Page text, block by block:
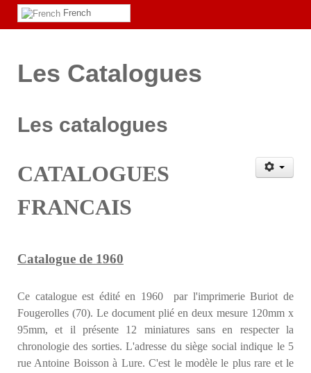
French
Les Catalogues
Les catalogues
CATALOGUES
FRANCAIS
Catalogue de 1960
Ce catalogue est édité en 1960 par l'imprimerie Buriot de
Fougerolles (70). Le document plié en deux mesure 120mm x
95mm, et il présente 12 miniatures sans en respecter la
chronologie des sorties. L'adresse du siège social indique le 5
rue Antoine Boisson à Lure. C'est le modèle le plus rare et le